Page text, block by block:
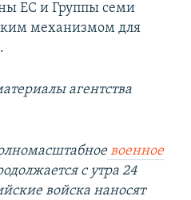
ЕС и Группы семи
механизмом для
агентства
военное
с утра 24
войска наносят